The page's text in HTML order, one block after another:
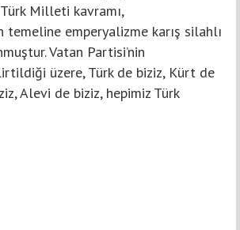
Milleti kavramı,
temeline emperyalizme karış silahlı
Vatan Partisi’nin
üzere, Türk de biziz, Kürt de
Alevi de biziz, hepimiz Türk